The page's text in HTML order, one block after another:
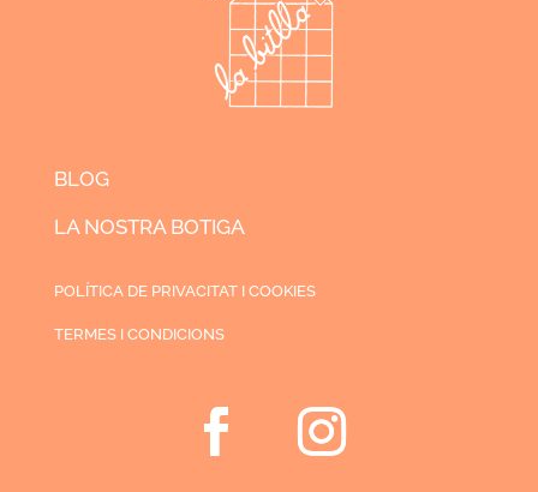
BLOG
LA NOSTRA BOTIGA
POLÍTICA DE PRIVACITAT I COOKIES
TERMES I CONDICIONS